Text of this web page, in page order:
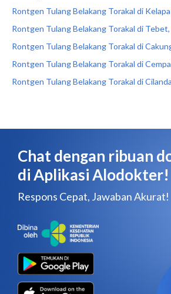
Rontgen Tulang Belakang Torakal di
Rontgen Tulang Belakang Torakal di Tebet,
Rontgen Tulang Belakang Torakal di
Rontgen Tulang Belakang Torakal di
Rontgen Tulang Belakang Torakal di